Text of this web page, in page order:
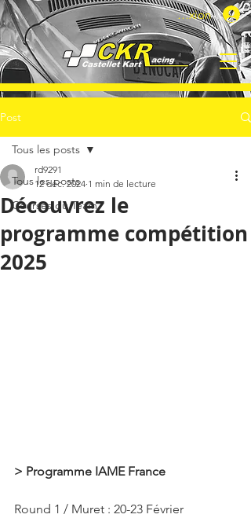
Connexion
Post
Tous les posts
Courses du Team
Tous les posts
Découvrez le
programme compétition
2025
rd9291
12 déc. 2024 1 min de lecture
> Programme IAME France
Round 1 / Muret : 20-23 Février